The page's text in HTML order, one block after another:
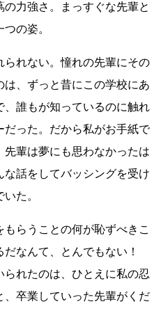
力強さ。まっすぐな先輩と
の姿。
れない。憧れの先輩にその
、ずっと昔にこの学校にあ
、誰もが知っているのに触れ
だった。だから私がお手紙で
輩は夢にも思わなかったは
話をしてバッシングを受け
た。
らうことの何が恥ずべきこ
なんて、とんでもない！
れたのは、ひとえに私の忍
卒業していった先輩がくだ